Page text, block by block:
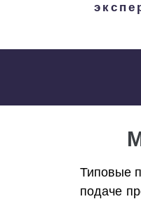
Типовые
подаче